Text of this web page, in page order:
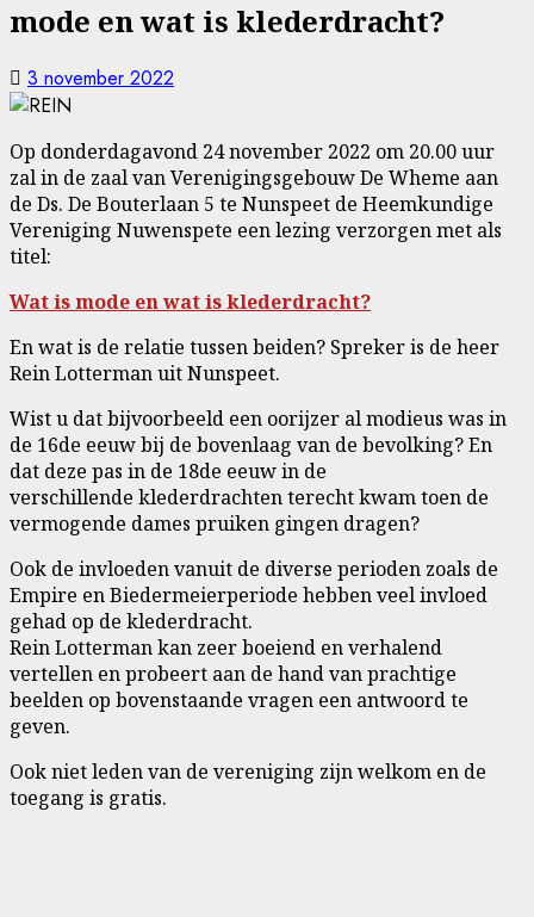
mode en wat is klederdracht?
3 november 2022
Op donderdagavond 24 november 2022 om 20.00 uur
zal in de zaal van Verenigingsgebouw De Wheme aan
de Ds. De Bouterlaan 5 te Nunspeet de Heemkundige
Vereniging Nuwenspete een lezing verzorgen met als
titel:
Wat is mode en wat is klederdracht?
En wat is de relatie tussen beiden? Spreker is de heer
Rein Lotterman uit Nunspeet.
Wist u dat bijvoorbeeld een oorijzer al modieus was in
de 16de eeuw bij de bovenlaag van de bevolking? En
dat deze pas in de 18de eeuw in de
verschillende klederdrachten terecht kwam toen de
vermogende dames pruiken gingen dragen?
Ook de invloeden vanuit de diverse perioden zoals de
Empire en Biedermeierperiode hebben veel invloed
gehad op de klederdracht.
Rein Lotterman kan zeer boeiend en verhalend
vertellen en probeert aan de hand van prachtige
beelden op bovenstaande vragen een antwoord te
geven.
Ook niet leden van de vereniging zijn welkom en de
toegang is gratis.